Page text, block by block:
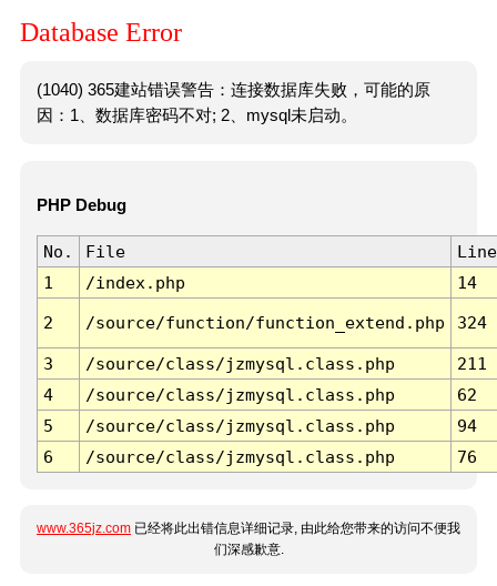
Database Error
(1040) 365建站错误警告：连接数据库失败，可能的原
因：1、数据库密码不对; 2、mysql未启动。
PHP Debug
No. File
Line
1
/index.php 14
2 /source/function/function_extend.php 324
3 /source/class/jzmysql.class.php
211
4
/source/class/jzmysql.class.php
62
5
/source/class/jzmysql.class.php
94
6
/source/class/jzmysql.class.php 76
www.365jz.com 已经将此出错信息详细记录, 由此给您带来的访问不便我
们深感歉意.